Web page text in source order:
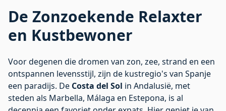
De Zonzoekende Relaxter
en Kustbewoner
Voor degenen die dromen van zon, zee, strand en een
ontspannen levensstijl, zijn de kustregio's van Spanje
een paradijs. De Costa del Sol in Andalusië, met
steden als Marbella, Málaga en Estepona, is al